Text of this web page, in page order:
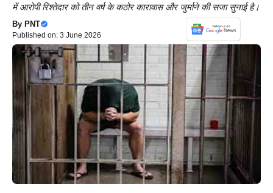
में आरोपी रिश्तेदार को तीन वर्ष के कठोर कारावास और जुर्माने की सजा सुनाई है।
By PNT
Published on: 3 June 2026